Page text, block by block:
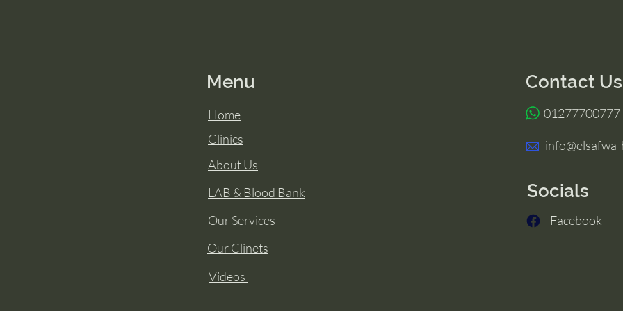
Menu
Home
Clinics
About Us
LAB & Blood Bank
Our Services
Our Clinets
Videos
Contact Us
​ 01277700777
Socials
Facebook